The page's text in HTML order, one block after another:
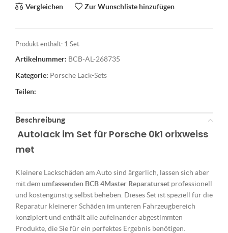
Vergleichen Zur Wunschliste hinzufügen
Produkt enthält: 1 Set
Artikelnummer: BCB-AL-268735
Kategorie: Porsche Lack-Sets
Teilen:
Beschreibung
Autolack im Set für Porsche 0k1 orixweiss
met
Kleinere Lackschäden am Auto sind ärgerlich, lassen sich aber
mit demumfassenden BCB 4Master Reparaturset professionell
und kostengünstig selbst beheben. Dieses Set ist speziell für die
Reparatur kleinerer Schäden im unteren Fahrzeugbereich
konzipiert und enthält alle aufeinander abgestimmten
Produkte, die Sie für ein perfektes Ergebnis benötigen.